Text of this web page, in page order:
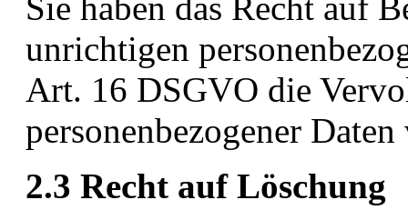
unrichtigen
Art. 16 DSGVO die
personenbezogener
2.3 Recht auf Löschung